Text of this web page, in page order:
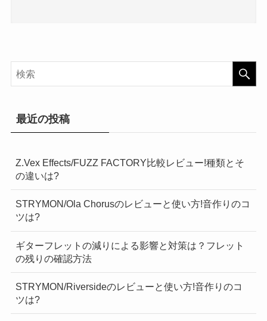
最近の投稿
Z.Vex Effects/FUZZ FACTORY比較レビュー!種類とそ
の違いは?
STRYMON/Ola Chorusのレビューと使い方!音作りのコ
ツは?
ギターフレットの減りによる影響と対策は？フレット
の残りの確認方法
STRYMON/Riversideのレビューと使い方!音作りのコ
ツは?